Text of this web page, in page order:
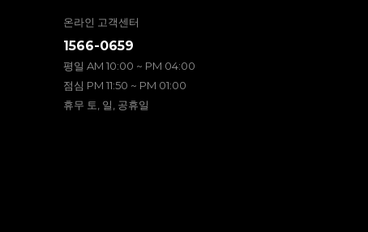
온라인 고객센터
1566-0659
평일 AM 10:00 ~ PM 04:00
점심 PM 11:50 ~ PM 01:00
휴무 토, 일, 공휴일